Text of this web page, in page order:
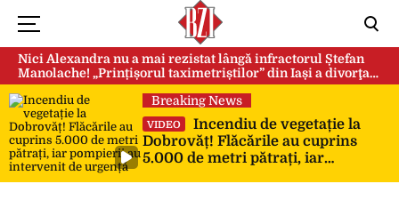
Nici Alexandra nu a mai rezistat lângă infractorul Ștefan
Manolache! „Prințișorul taximetriștilor” din Iași a divorţat
după doi ani de căsnicie
Breaking News
VIDEO
Incendiu de vegetație la
Dobrovăț! Flăcările au cuprins
5.000 de metri pătrați, iar